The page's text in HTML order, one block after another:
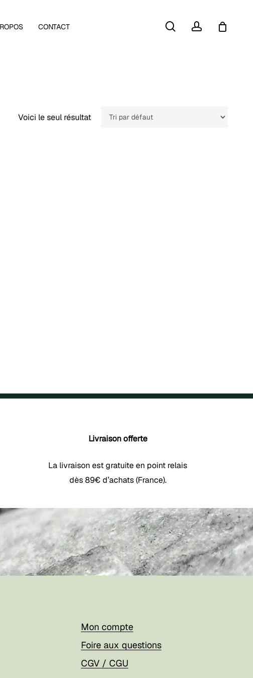
CONTACT searchaccount
Close
Cart
Voici le seul résultat
Livraison offerte
La livraison est gratuite en point relais
dès 89€ d’achats (France).
Mon compte
Foire aux questions
CGV / CGU